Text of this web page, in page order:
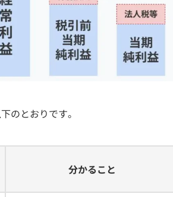
のとおりです。
分かること